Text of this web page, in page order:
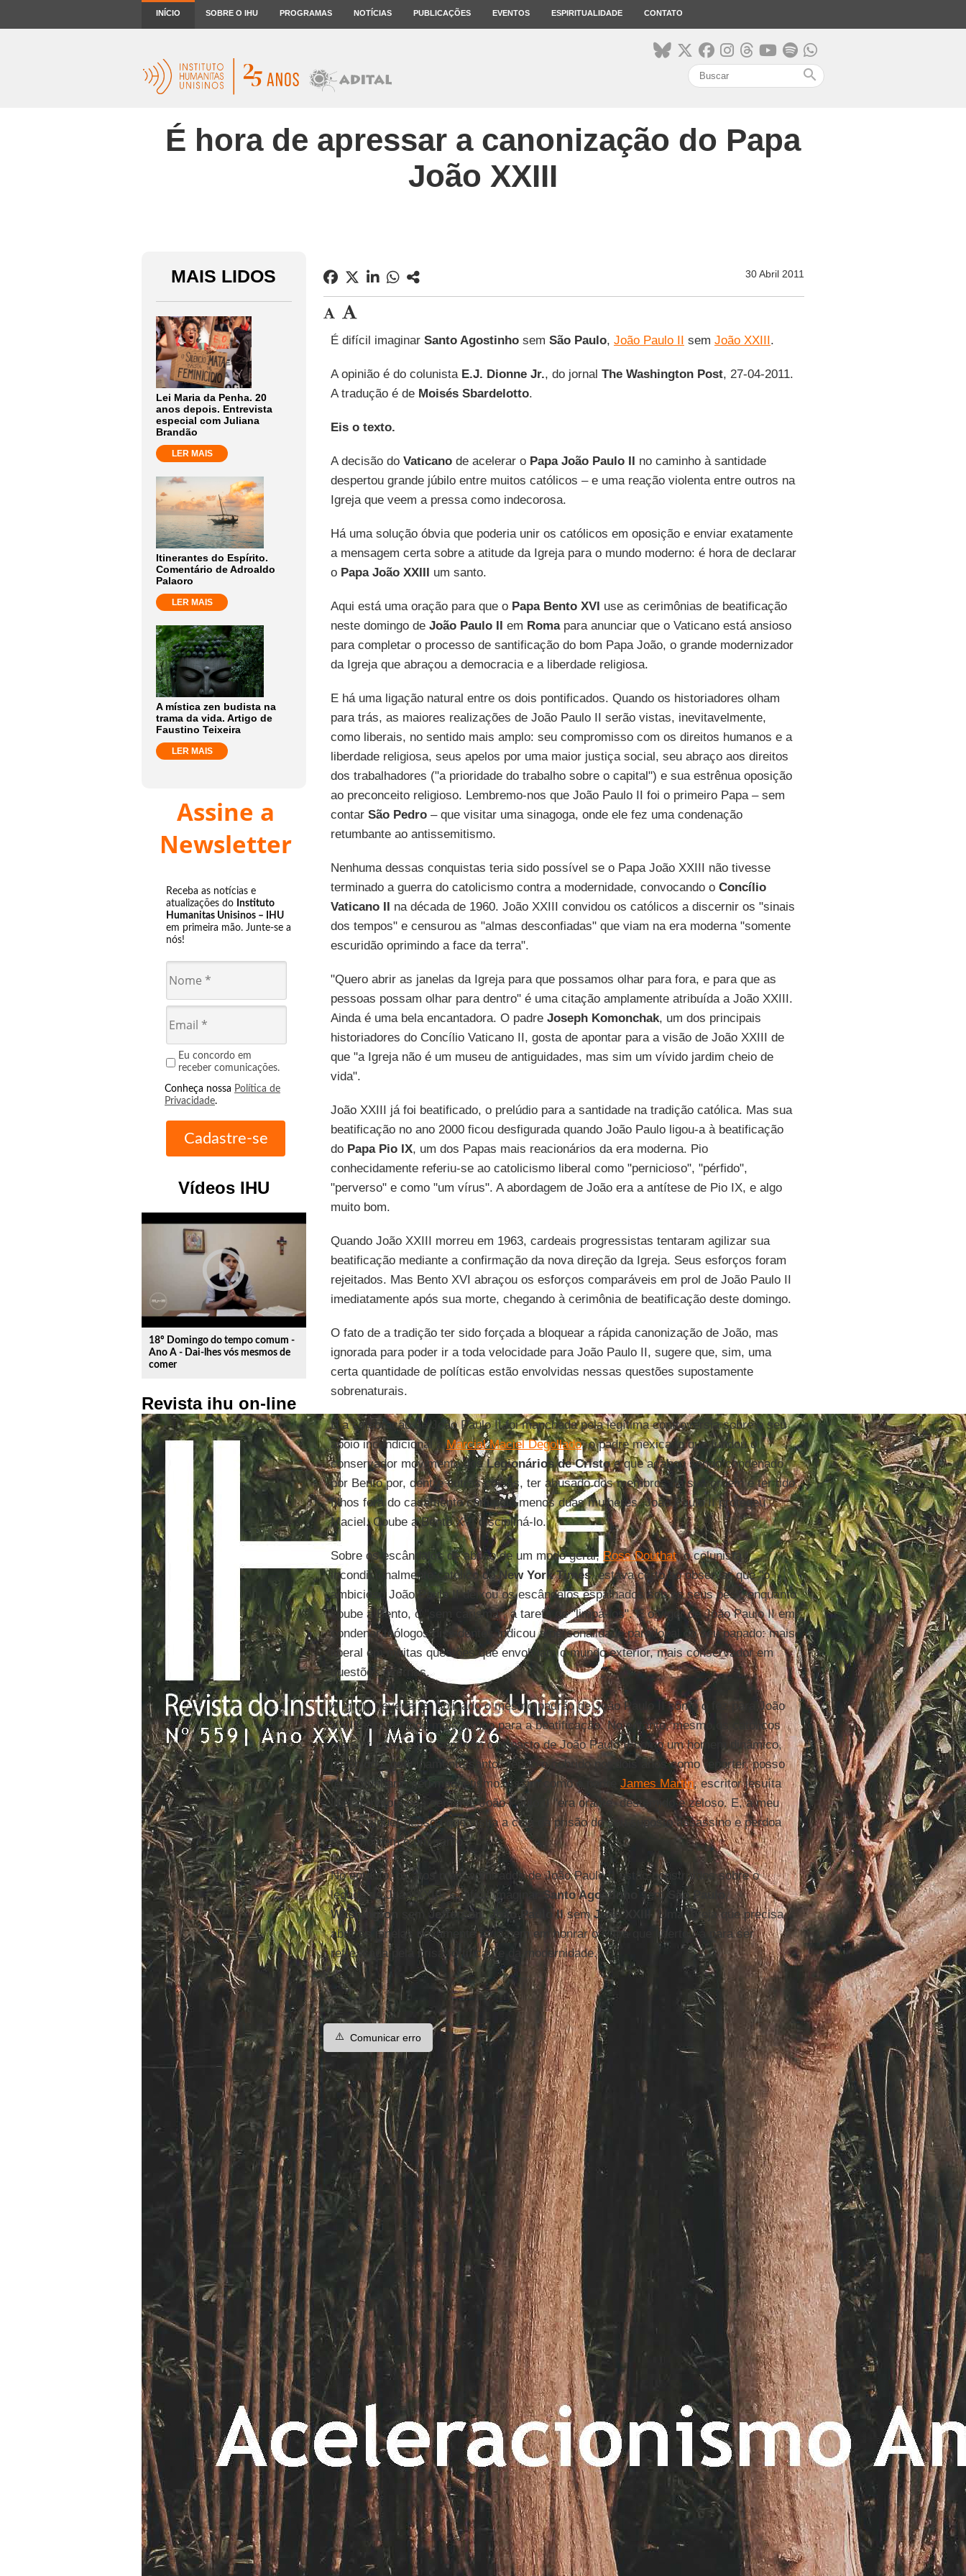
INÍCIO SOBRE O IHU PROGRAMAS NOTÍCIAS PUBLICAÇÕES EVENTOS ESPIRITUALIDADE CONTATO
search
É hora de apressar a canonização do Papa
João XXIII
MAIS LIDOS
Lei Maria da Penha. 20
anos depois. Entrevista
especial com Juliana
Brandão
LER MAIS
Itinerantes do Espírito.
Comentário de Adroaldo
Palaoro
LER MAIS
A mística zen budista na
trama da vida. Artigo de
Faustino Teixeira
LER MAIS
Assine a
Newsletter
Receba as notícias e
atualizações do Instituto
Humanitas Unisinos – IHU
em primeira mão. Junte-se a
nós!
Eu concordo em
receber comunicações.
Conheça nossa Política de
Privacidade.
Vídeos IHU
play_circle_outline
18º Domingo do tempo comum -
Ano A - Dai-lhes vós mesmos de
comer
Revista ihu on-line
30 Abril 2011
É difícil imaginar Santo Agostinhosem São Paulo, João Paulo II sem João XXIII.
A opinião é do colunista E.J. Dionne Jr., do jornal The Washington Post, 27-04-2011.
A tradução é de Moisés Sbardelotto.
Eis o texto.
A decisão do Vaticanode acelerar o Papa João Paulo II no caminho à santidade
despertou grande júbilo entre muitos católicos – e uma reação violenta entre outros na
Igreja que veem a pressa como indecorosa.
Há uma solução óbvia que poderia unir os católicos em oposição e enviar exatamente
a mensagem certa sobre a atitude da Igreja para o mundo moderno: é hora de declarar
o Papa João XXIII um santo.
Aqui está uma oração para que o Papa Bento XVI use as cerimônias de beatificação
neste domingo de João Paulo II em Romapara anunciar que o Vaticano está ansioso
para completar o processo de santificação do bom Papa João, o grande modernizador
da Igreja que abraçou a democracia e a liberdade religiosa.
E há uma ligação natural entre os dois pontificados. Quando os historiadores olham
para trás, as maiores realizações de João Paulo II serão vistas, inevitavelmente,
como liberais, no sentido mais amplo: seu compromisso com os direitos humanos e a
liberdade religiosa, seus apelos por uma maior justiça social, seu abraço aos direitos
dos trabalhadores ("a prioridade do trabalho sobre o capital") e sua estrênua oposição
ao preconceito religioso. Lembremo-nos que João Paulo II foi o primeiro Papa – sem
contar São Pedro– que visitar uma sinagoga, onde ele fez uma condenação
retumbante ao antissemitismo.
Nenhuma dessas conquistas teria sido possível se o Papa João XXIII não tivesse
terminado a guerra do catolicismo contra a modernidade, convocando o Concílio
Vaticano II na década de 1960. João XXIII convidou os católicos a discernir os "sinais
dos tempos" e censurou as "almas desconfiadas" que viam na era moderna "somente
escuridão oprimindo a face da terra".
"Quero abrir as janelas da Igreja para que possamos olhar para fora, e para que as
pessoas possam olhar para dentro" é uma citação amplamente atribuída a João XXIII.
Ainda é uma bela encantadora. O padre Joseph Komonchak, um dos principais
historiadores do Concílio Vaticano II, gosta de apontar para a visão de João XXIII de
que "a Igreja não é um museu de antiguidades, mas sim um vívido jardim cheio de
vida".
João XXIII já foi beatificado, o prelúdio para a santidade na tradição católica. Mas sua
beatificação no ano 2000 ficou desfigurada quando João Paulo ligou-a à beatificação
do Papa Pio IX, um dos Papas mais reacionários da era moderna. Pio
conhecidamente referiu-se ao catolicismo liberal como "pernicioso", "pérfido",
"perverso" e como "um vírus". A abordagem de João era a antítese de Pio IX, e algo
muito bom.
Quando João XXIII morreu em 1963, cardeais progressistas tentaram agilizar sua
beatificação mediante a confirmação da nova direção da Igreja. Seus esforços foram
rejeitados. Mas Bento XVI abraçou os esforços comparáveis em prol de João Paulo II
imediatamente após sua morte, chegando à cerimônia de beatificação deste domingo.
O fato de a tradição ter sido forçada a bloquear a rápida canonização de João, mas
ignorada para poder ir a toda velocidade para João Paulo II, sugere que, sim, uma
certa quantidade de políticas estão envolvidas nessas questões supostamente
sobrenaturais.
E a celebração de João Paulo II foi manchada pela legítima controvérsia sobre o seu
apoio incondicional aMarcial Maciel Degollado, o padre mexicano que fundou o
conservador movimento dosLegionários de Cristoe que acabou sendo condenado
por Bento por, dentre outras coisas, ter abusado dos membros da sua ordem e ter tido
filhos fora do casamento com pelo menos duas mulheres. João Paulo II protegeu
Maciel. Coube a Bento XVI discipliná-lo.
Sobre os escândalos de abuso de um modo geral, Ross Douthat, o colunista
incondicionalmente católico doNew York Times, estava certo ao observar que "o
ambicioso João Paulo II deixou os escândalos espalhados sob os seus pés", enquanto
coube a Bento, o "sem carisma", a tarefa de "limpá-los". E o vigor de João Paulo II em
condenar teólogos dissidentes indicou a personalidade paradoxal do seu papado: mais
liberal em muitas questões que envolviam o mundo exterior, mais conservador em
questões internas.
A Igreja deveria ter aplicado o mesmo padrão de João Paulo II como o fez para João
XXIII e ter tomado mais tempo para a beatificação. No entanto, mesmo os católicos
mais progressistas sentiram o impacto de João Paulo II como um homem dinâmico,
intrépido e genuinamente santo. Tendo-o cobrido por dois anos como repórter, posso
testemunhar o seu magnetismo. Assim como o padre James Martin, escritor jesuíta
liberal, notou esta semana, João Paulo II "era orante, destemido e zeloso. E, a meu
ver, qualquer pessoa que visita a cela da prisão do seu suposto assassino e perdoa
esse homem é um santo".
No entanto, os atos mais admirados de João Paulo II estão construídos sobre o
legado de João XXIII. É difícil imaginar Santo Agostinho sem São Paulo,
Washington
sem Jefferson ,João Paulo IIsemJoão XXIII. Uma Igreja que precisa
abrir as janelas novamente faria bem em honrar o Papa que libertou-a para ser
refrescada pela brisa fortificante da modernidade.
⚠️ Comunicar erro